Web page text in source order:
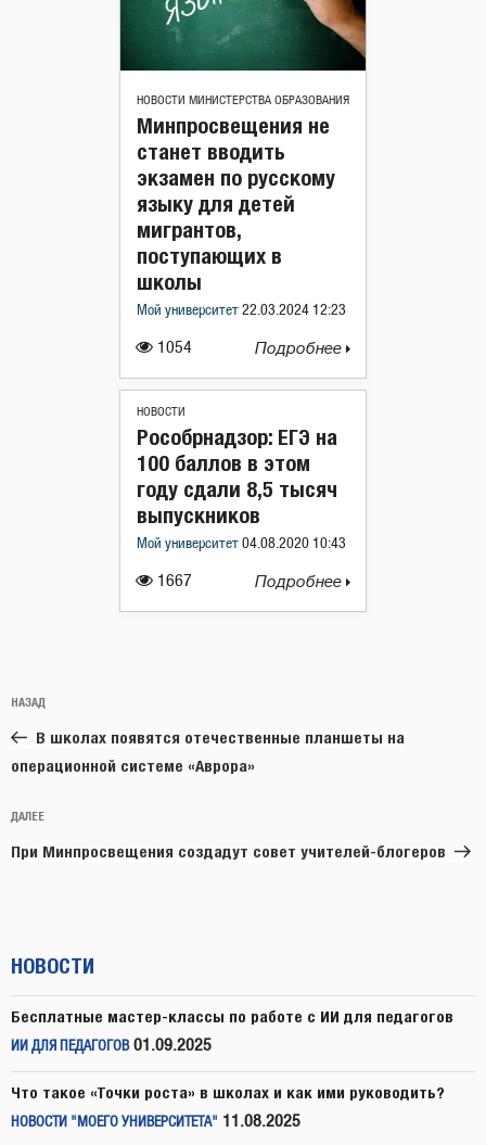
НОВОСТИ МИНИСТЕРСТВА ОБРАЗОВАНИЯ
1054
Минпросвещения не
станет вводить
экзамен по русскому
языку для детей
мигрантов,
поступающих в
школы
Мой университет 22.03.2024 12:23
Подробнее
НОВОСТИ
1667
Рособрнадзор: ЕГЭ на
100 баллов в этом
году сдали 8,5 тысяч
выпускников
Мой университет 04.08.2020 10:43
Подробнее
по
записям
Предыдущая
запись:
НАЗАД
В школах появятся отечественные планшеты на
операционной системе «Аврора»
Следующая
запись
ДАЛЕЕ
При Минпросвещения создадут совет учителей-блогеров
НОВОСТИ
Бесплатные мастер-классы по работе с ИИ для педагогов
ИИ ДЛЯ ПЕДАГОГОВ 01.09.2025
Что такое «Точки роста» в школах и как ими руководить?
НОВОСТИ "МОЕГО УНИВЕРСИТЕТА" 11.08.2025